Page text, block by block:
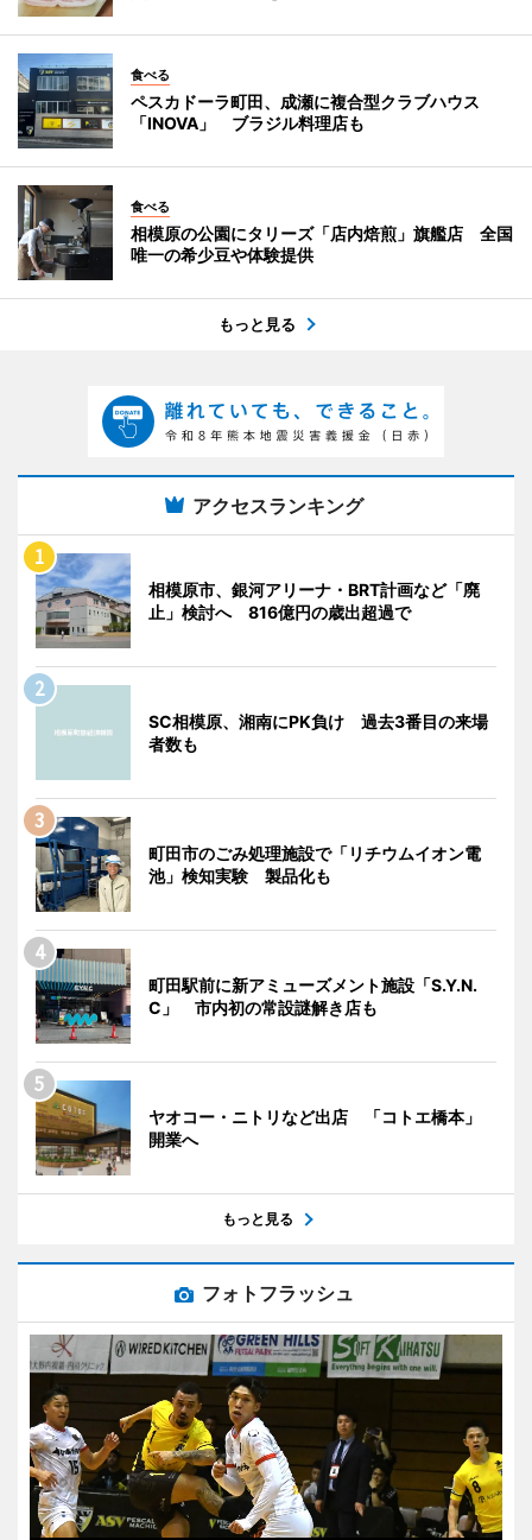
食べる
ペスカドーラ町田、成瀬に複合型クラブハウス
「INOVA」 ブラジル料理店も
食べる
相模原の公園にタリーズ「店内焙煎」旗艦店 全国
唯一の希少豆や体験提供
もっと見る
アクセスランキング
相模原市、銀河アリーナ・BRT計画など「廃
止」検討へ 816億円の歳出超過で
SC相模原、湘南にPK負け 過去3番目の来場
者数も
町田市のごみ処理施設で「リチウムイオン電
池」検知実験 製品化も
町田駅前に新アミューズメント施設「S.Y.N.
C」 市内初の常設謎解き店も
ヤオコー・ニトリなど出店 「コトエ橋本」
開業へ
もっと見る
フォトフラッシュ